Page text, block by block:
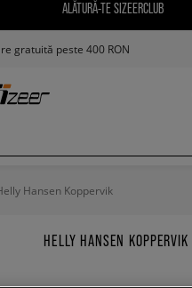
ALĂTURĂ-TE SIZEERCLUB
gratuită peste 400 RON
Hansen Koppervik
HELLY HANSEN KOPPERVIK